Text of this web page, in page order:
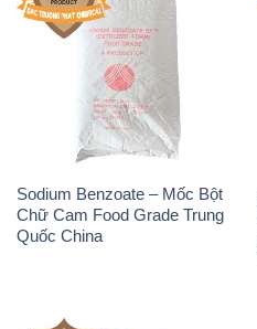
Sodium Benzoate – Mốc Bột
Chữ Cam Food Grade Trung
Quốc China